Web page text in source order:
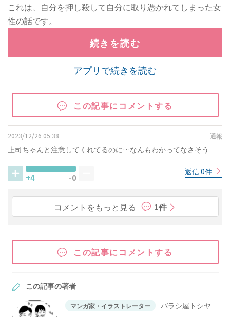
これは、自分を押し殺して自分に取り憑かれてしまった女
性の話です。
続きを読む
アプリで続きを読む
この記事にコメントする
2023/12/26 05:38 通報
上司ちゃんと注意してくれてるのに…なんもわかってなさそう
+4 -0
返信 0件
コメントをもっと見る 1件
この記事にコメントする
この記事の著者
マンガ家・イラストレーター バラシ屋トシヤ